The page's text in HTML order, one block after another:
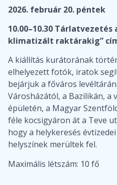
2026. február 20. péntek
10.00–10.30 Tárlatvezetés
klimatizált raktárakig”
A kiállítás kurátorának
elhelyezett fotók, iratok
bejárjuk a főváros
Városházától, a Bazilikán, a
épületén, a Magyar
féle kocsigyáron át a Teve
hogy a helykeresés
helyszínek merültek fel.
Maximális létszám: 10 fő